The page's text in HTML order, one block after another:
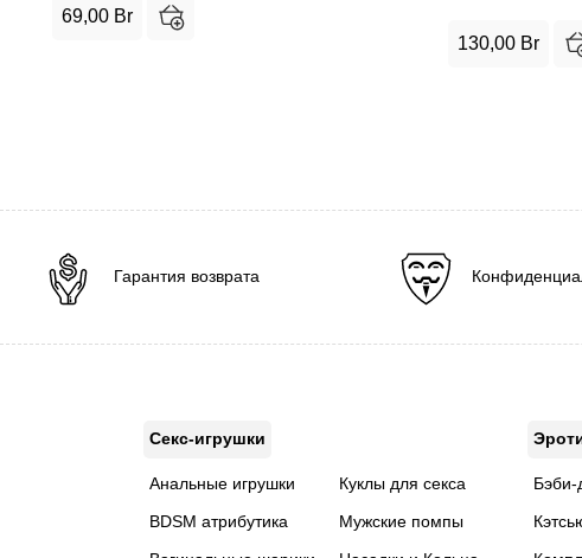
69,00 Br
130,00 Br
Гарантия возврата
Секс-игрушки
Анальные игрушки
BDSM атрибутика
Куклы для секса
Мужские помпы
Бэби-